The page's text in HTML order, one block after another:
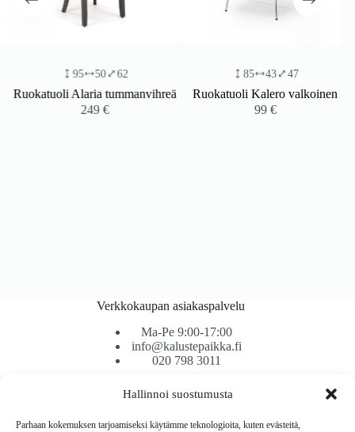
Hallinnoi suostumusta
Parhaan kokemuksen tarjoamiseksi käytämme teknologioita, kuten evästeitä,
95 50 62
Ruokatuoli Alaria tummanvihreä
249€
85 43 47
Ruokatuoli Kalero valkoinen
99€
Verkkokaupan asiakaspalvelu
Ma-Pe 9:00-17:00
info@kalustepaikka.fi
020 798 3011
Tavarantoimitus / Maksutavat
Toimitustavat